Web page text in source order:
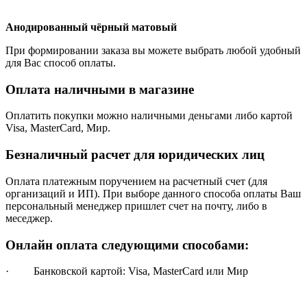
Анодированный чёрный матовый
При формировании заказа вы можете выбрать любой удобный
для Вас способ оплаты.
Оплата наличными в магазине
Оплатить покупки можно наличными деньгами либо картой
Visa, MasterCard, Мир.
Безналичный расчет для юридических лиц
Оплата платежным поручением на расчетный счет (для
организаций и ИП). При выборе данного способа оплаты Ваш
персональный менеджер пришлет счет на почту, либо в
меседжер.
Онлайн оплата следующими способами:
· Банковской картой: Visa, MasterCard или Мир